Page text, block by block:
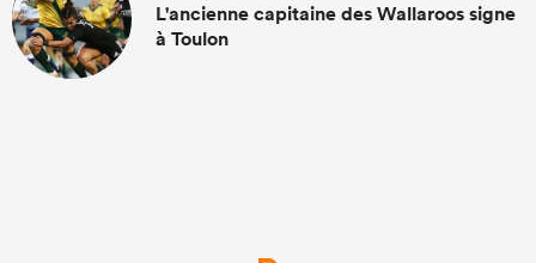
L'ancienne capitaine des Wallaroos signe
à Toulon